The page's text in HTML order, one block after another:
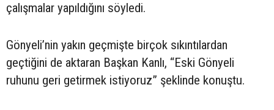
çalışmalar yapıldığını söyledi.
Gönyeli’nin yakın geçmişte birçok sıkıntılardan
geçtiğini de aktaran Başkan Kanlı, “Eski Gönyeli
ruhunu geri getirmek istiyoruz” şeklinde konuştu.